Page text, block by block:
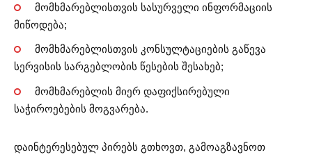
მომხმარებლისთვის სასურველი ინფორმაციის
მიწოდება;
მომხმარებლისთვის კონსულტაციების გაწევა
სერვისის სარგებლობის წესების შესახებ;
მომხმარებლის მიერ დაფიქსირებული
საჭიროებების მოგვარება.
დაინტერესებულ პირებს გთხოვთ, გამოაგზავნოთ